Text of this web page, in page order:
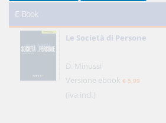
E-Book
Le Società di Persone
D. Minussi
Versione ebook € 5,99
(iva incl.)